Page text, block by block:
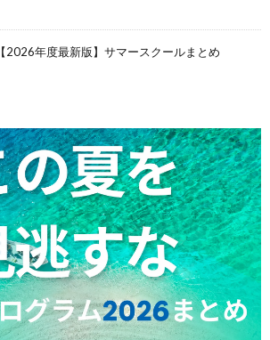
【2026年度最新版】サマースクールまとめ